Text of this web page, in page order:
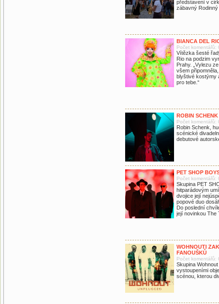
představení v
zábavný Rodinný
BIANCA DEL
Počet komentářů:
Vítězka šesté
Rio na podzim
Prahy. „Vylezu
všem
blyštivé kostýmy
pro tebe.“
ROBIN
Počet komentářů:
Robin Schenk,
scénické
debutové
PET SHOP
Počet komentářů:
Skupina PET
hitparádovým
dvojice její
popové duo
Do poslední
její novinkou The
WOHNOUTI
FANOUŠKŮ
Počet komentářů:
Skupina
vystoupeními
scénou, kterou